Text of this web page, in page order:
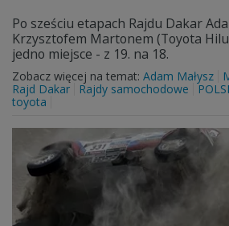
Po sześciu etapach Rajdu Dakar
Krzysztofem Martonem (Toyota
jedno miejsce - z 19. na 18.
Zobacz więcej na temat: Adam Małysz
Rajd Dakar
Rajdy samochodowe
toyota